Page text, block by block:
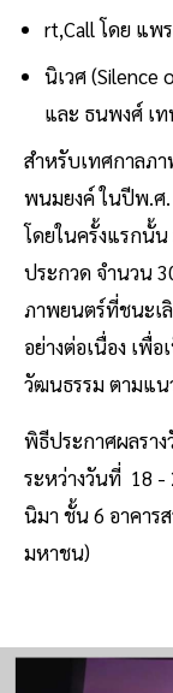
rt,Call โดย แพ
นิเวศ
และ ธนพงศ์ เ
สำหรับเทศกาลภ
พนมยงค์ ในปีพ.ศ.
โดยในครั้งแรกนั้
ประกวด จำนวน
ภาพยนตร์ที่ชนะเ
อย่างต่อเนื่อง เพื่
วัฒนธรรม ตามแน
พิธีประกาศผลรา
ระหว่างวันที่ 18 -
นิมา ชั้น 6 อาคาร
มหาชน)